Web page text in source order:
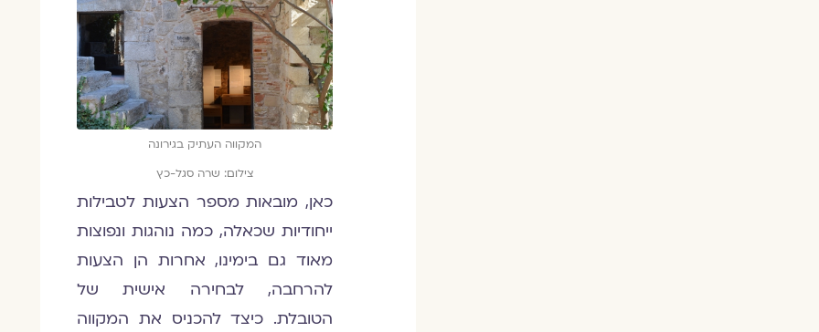
המקווה העתיק בגירונה
צילום: שרה סגל-כץ
כאן, מובאות מספר הצעות לטבילות
ייחודיות שכאלה, כמה נוהגות ונפוצות
מאוד גם בימינו, אחרות הן הצעות
להרחבה, לבחירה אישית של
הטובלת. כיצד להכניס את המקווה